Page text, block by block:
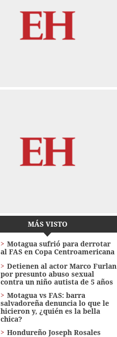
MÁS VISTO
Motagua sufrió para derrotar
al FAS en Copa Centroamericana
Detienen al actor Marco Furlan
por presunto abuso sexual
contra un niño autista de 5 años
Motagua vs FAS: barra
salvadoreña denuncia lo que le
hicieron y, ¿quién es la bella
chica?
Hondureño Joseph Rosales